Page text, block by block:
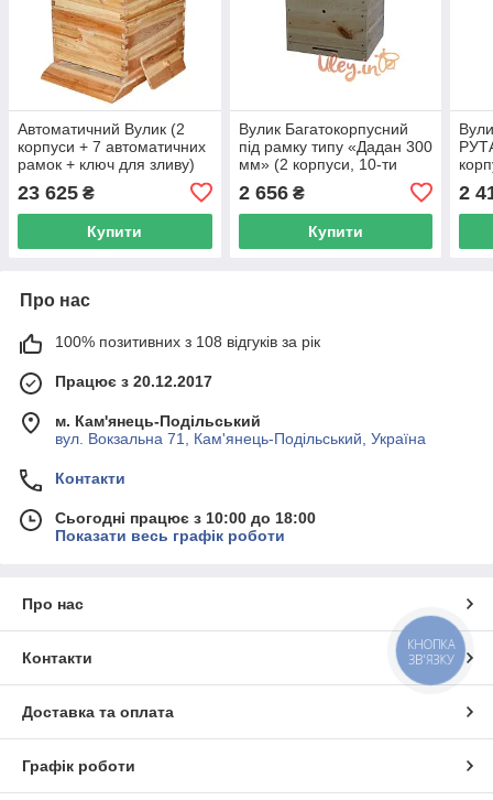
Автоматичний Вулик (2
корпуси + 7 автоматичних
рамок + ключ для зливу)
23 625 ₴
Купити
Вулик Багатокорпусний
під рамку типу «Дадан 300
мм» (2 корпуси, 10-ти
2 656₴
Купити
2
Про нас
100% позитивних з 108 відгуків за рік
Працює з 20.12.2017
м. Кам'янець-Подільський
вул. Вокзальна 71, Кам'янець-Подільський, Україна
Контакти
Сьогодні працює з 10:00 до 18:00
Показати весь графік роботи
Про нас
Контакти
Доставка та оплата
Графік роботи
КНОПКА
ЗВ'ЯЗКУ